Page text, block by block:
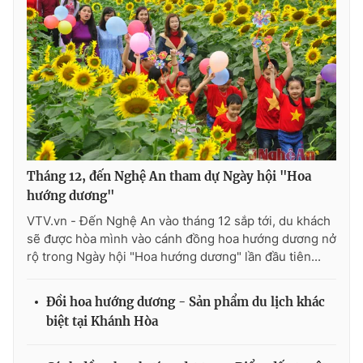
THỜI BÁO VTV
Theo dõi báo trên
Cơ quan chủ quản:
Cơ quan báo chí: Thời báo VTV
Giấy phép hoạt động báo in và báo điện tử số 483/GP-BTTTT
cấp ngày 29/12/2023
Phó Tổng Biên tập:Nguyễn Thị Mỹ Hạnh, Phạm Quốc Thắng,
Nguyễn Trọng Ninh
Tháng 12, đến Nghệ An tham dự Ngày hội "Hoa
hướng dương"
VTV.vn - Đến Nghệ An vào tháng 12 sắp tới, du khách
sẽ được hòa mình vào cánh đồng hoa hướng dương nở
rộ trong Ngày hội "Hoa hướng dương" lần đầu tiên...
Đồi hoa hướng dương - Sản phẩm du lịch khác
biệt tại Khánh Hòa